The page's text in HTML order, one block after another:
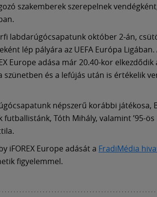
szakemberek szerepelnek
labdarúgócsapatunk október 2-án,
lép pályára az UEFA Európa Ligában.
Europe adása már 20.40-kor elkezdődik
szünetben és a lefújás után is értékelik
népszerű korábbi játékosa,
Tóth Mihály, valamint ’95-ös
iFOREX Europe adását a FradiMédia
figyelemmel.